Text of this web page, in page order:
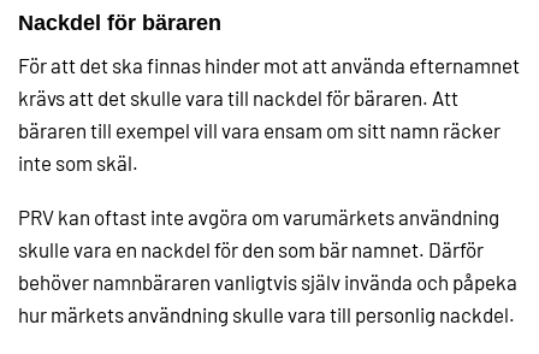
Nackdel för bäraren
För att det ska finnas hinder mot att använda efternamnet
krävs att det skulle vara till nackdel för bäraren. Att
bäraren till exempel vill vara ensam om sitt namn räcker
inte som skäl.
PRV kan oftast inte avgöra om varumärkets användning
skulle vara en nackdel för den som bär namnet. Därför
behöver namnbäraren vanligtvis själv invända och påpeka
hur märkets användning skulle vara till personlig nackdel.